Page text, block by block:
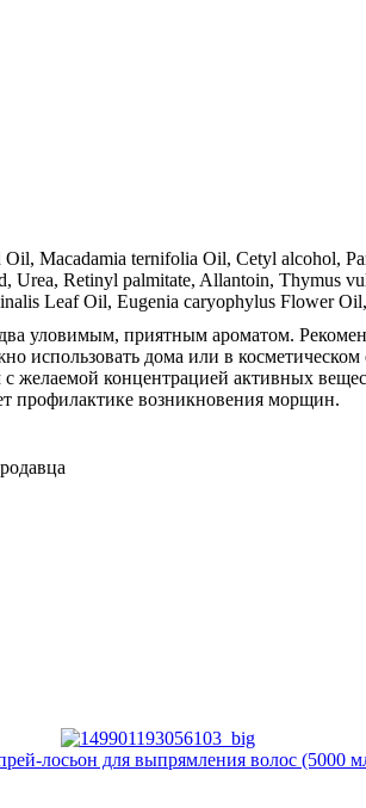
Macadamia ternifolia Oil, Cetyl alcohol,
Urea, Retinyl palmitate, Allantoin, Thymus
Leaf Oil, Eugenia caryophylus Flower
уловимым, приятным ароматом.
использовать дома или в
концентрацией активных
профилактике возникновения морщин.
лосьон для выпрямления волос (5000